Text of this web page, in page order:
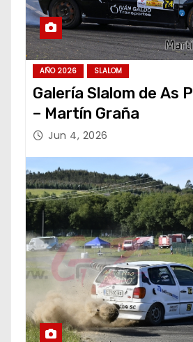
AÑO 2026 SLALOM
Galería Slalom de As
– Martín Graña
Jun 4, 2026